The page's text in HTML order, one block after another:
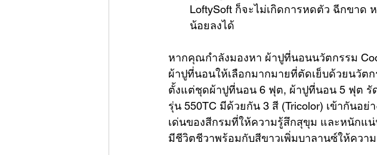
LoftySoft ก็จะไม่เกิดการหดตัว ฉีกขาด
น้อยลงได้
หากคุณกำลังมองหา ผ้าปูที่นอนนวัตกรรม
ผ้าปูที่นอนให้เลือกมากมายที่ตัดเย็บด้วยนวัต
ตั้งแต่ชุดผ้าปูที่นอน 6 ฟุต, ผ้าปูที่นอน 5 ฟุต รั
รุ่น 550TC มีด้วยกัน 3 สี (Tricolor) เข้ากันอ
เด่นของสีกรมที่ให้ความรู้สึกสุขุม และหนักแ
มีชีวิตชีวาพร้อมกับสีขาวเพิ่มบาลานซ์ให้ความ